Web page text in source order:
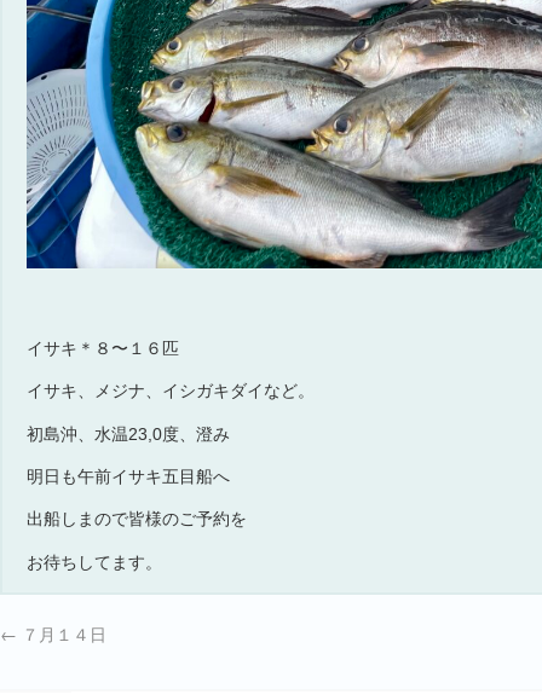
イサキ＊８〜１６匹
イサキ、メジナ、イシガキダイなど。
初島沖、水温23,0度、澄み
明日も午前イサキ五目船へ
出船しまので皆様のご予約を
お待ちしてます。
← ７月１４日